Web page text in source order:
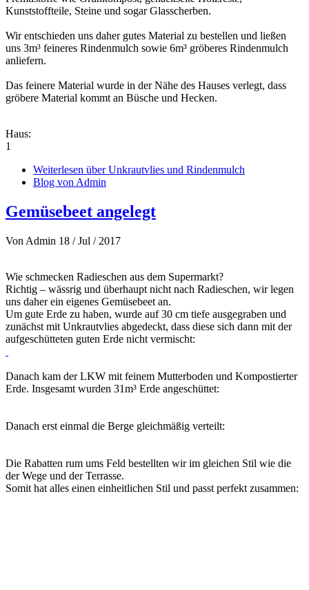
Kunststoffteile, Steine und sogar Glasscherben.
Wir entschieden uns daher gutes Material zu bestellen und ließen
uns 3m³ feineres Rindenmulch sowie 6m³ gröberes Rindenmulch
anliefern.
Das feinere Material wurde in der Nähe des Hauses verlegt, dass
gröbere Material kommt an Büsche und Hecken.
Haus:
1
Weiterlesen über Unkrautvlies und Rindenmulch
Blog von Admin
Gemüsebeet angelegt
Von Admin 18 / Jul / 2017
Wie schmecken Radieschen aus dem Supermarkt?
Richtig – wässrig und überhaupt nicht nach Radieschen, wir legen
uns daher ein eigenes Gemüsebeet an.
Um gute Erde zu haben, wurde auf 30 cm tiefe ausgegraben und
zunächst mit Unkrautvlies abgedeckt, dass diese sich dann mit der
aufgeschütteten guten Erde nicht vermischt:
Danach kam der LKW mit feinem Mutterboden und Kompostierter
Erde. Insgesamt wurden 31m³ Erde angeschüttet:
Danach erst einmal die Berge gleichmäßig verteilt:
Die Rabatten rum ums Feld bestellten wir im gleichen Stil wie die
der Wege und der Terrasse.
Somit hat alles einen einheitlichen Stil und passt perfekt zusammen: